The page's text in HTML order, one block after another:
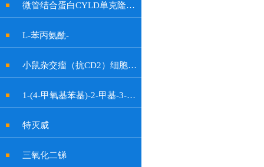
微管结合蛋白CYLD单克隆抗体
L-苯丙氨酰-
小鼠杂交瘤（抗CD2）细胞OKT11
1-(4-甲氧基苯基)-2-甲基-3-硝基-1H-吲哚-6-醇
特灭威
三氧化二锑